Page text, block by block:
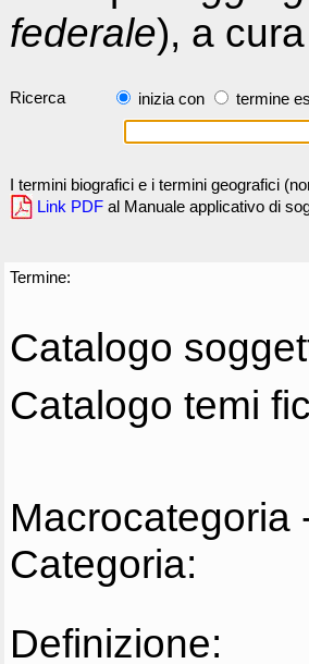
federale), a
Ricerca inizia con termine
I termini biografici e i termini geografici
Link PDF al Manuale applicativo di
Termine:
Catalogo
Catalogo temi
Macrocategoria
Categoria:
Definizione: